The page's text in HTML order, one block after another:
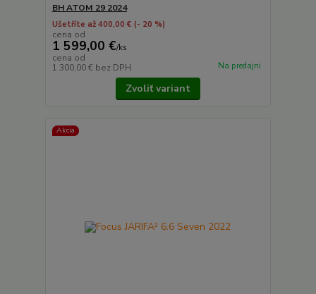
BH ATOM 29 2024
Ušetříte až 400,00 € (- 20 %)
cena od
1 599,00 €/ks
cena od
1 300,00 € bez DPH Na predajni
Zvoliť variant
Akcia